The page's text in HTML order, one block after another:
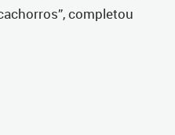
completou